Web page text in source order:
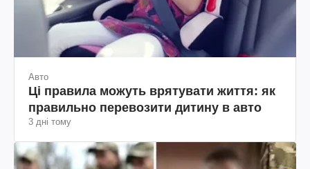
Авто
Ці правила можуть врятувати життя: як
правильно перевозити дитину в авто
3 дні тому